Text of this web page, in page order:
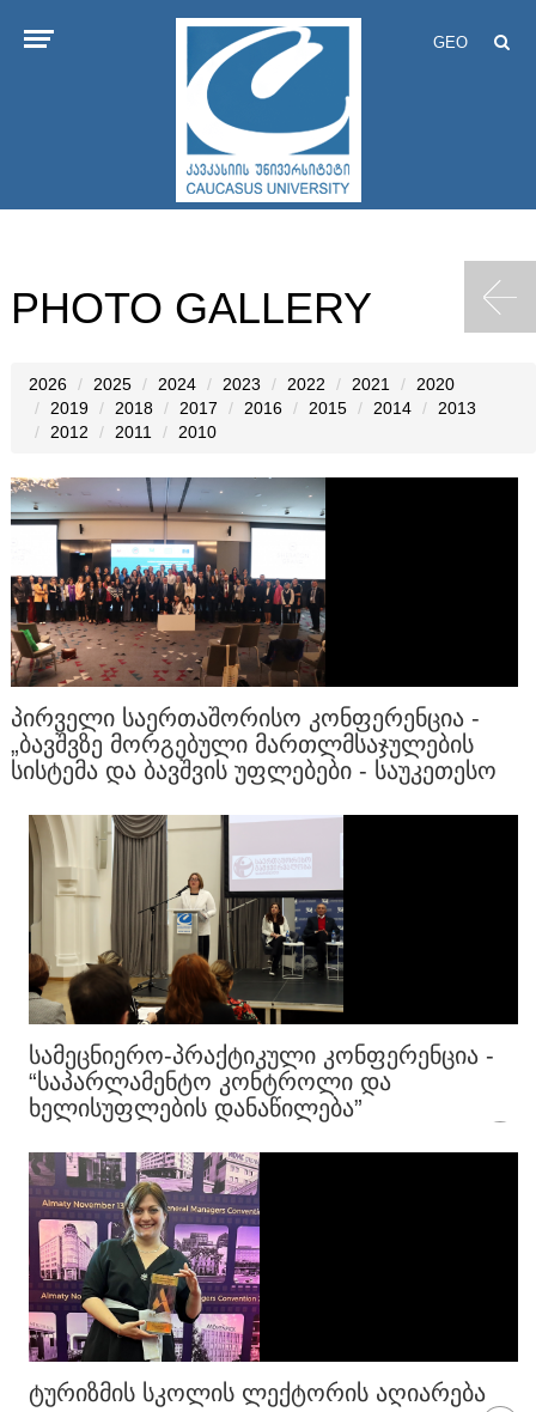
GEO
PHOTO GALLERY
2026 2025 2024 2023 2022 2021
2020
2019
2018 2017 2016 2015 2014
2013
2012
2011 2010
ᲞᲘᲠᲕᲔᲚᲘ ᲡᲐᲔᲠᲗᲐᲨᲝᲠᲘᲡᲝ ᲙᲝᲜᲤᲔᲠᲔᲜᲪᲘᲐ -
„ᲑᲐᲕᲨᲕᲖᲔ ᲛᲝᲠᲒᲔᲑᲣᲚᲘ ᲛᲐᲠᲗᲚᲛᲡᲐᲯᲣᲚᲔᲑᲘᲡ
ᲡᲘᲡᲢᲔᲛᲐ ᲓᲐ ᲑᲐᲕᲨᲕᲘᲡ ᲣᲤᲚᲔᲑᲔᲑᲘ - ᲡᲐᲣᲙᲔᲗᲔᲡᲝ
ᲡᲐᲛᲔᲪᲜᲘᲔᲠᲝ-ᲞᲠᲐᲥᲢᲘᲙᲣᲚᲘ ᲙᲝᲜᲤᲔᲠᲔᲜᲪᲘᲐ -
“ᲡᲐᲞᲐᲠᲚᲐᲛᲔᲜᲢᲝ ᲙᲝᲜᲢᲠᲝᲚᲘ ᲓᲐ
ᲮᲔᲚᲘᲡᲣᲤᲚᲔᲑᲘᲡ ᲓᲐᲜᲐᲬᲘᲚᲔᲑᲐ”
ᲢᲣᲠᲘᲖᲛᲘᲡ ᲡᲙᲝᲚᲘᲡ ᲚᲔᲥᲢᲝᲠᲘᲡ ᲐᲦᲘᲐᲠᲔᲑᲐ